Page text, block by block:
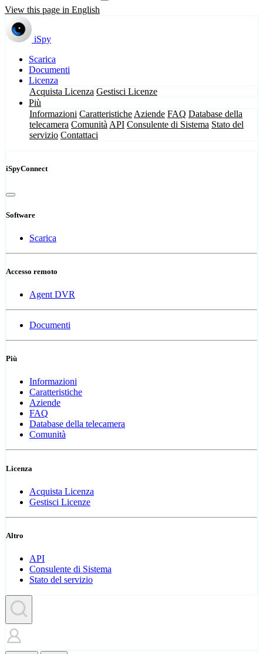
View this page in English
iSpy
Scarica
Documenti
Licenza
Acquista Licenza Gestisci Licenze
Più
Informazioni Caratteristiche Aziende FAQ Database della
telecamera Comunità API Consulente di Sistema Stato del
servizio Contattaci
iSpyConnect
Software
Scarica
Accesso remoto
Agent DVR
Documenti
Più
Informazioni
Caratteristiche
Aziende
FAQ
Database della telecamera
Comunità
Licenza
Acquista Licenza
Gestisci Licenze
Altro
API
Consulente di Sistema
Stato del servizio